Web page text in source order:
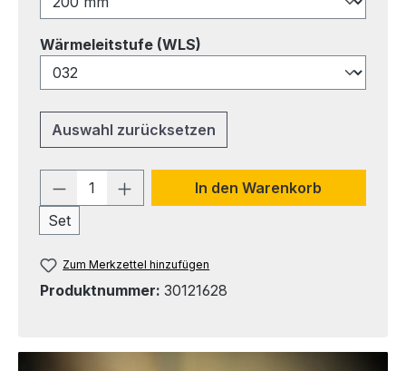
Wärmeleitstufe (WLS)
Auswahl zurücksetzen
Produkt Anzahl: Gib den
Set
In den Warenkorb
Zum Merkzettel hinzufügen
Produktnummer: 30121628